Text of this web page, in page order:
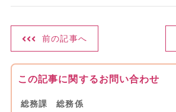
前の記事へ
この記事に関するお問い合わせ
総務課 総務係